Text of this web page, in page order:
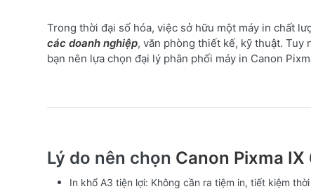
Trong thời đại số hóa, việc sở hữu một máy in chất
các doanh nghiệp, văn phòng thiết kế, kỹ thuật. Tuy
bạn nên lựa chọn đại lý phân phối máy in Canon
Lý do nên chọn Canon Pixma
In khổ A3 tiện lợi: Không cần ra tiệm in, tiết kiệm